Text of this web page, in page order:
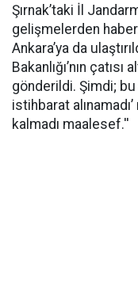
Şırnak’taki İl
gelişmelerden
Ankara’ya da
Bakanlığı’nın
gönderildi. Şimdi;
istihbarat
kalmadı maalesef.''